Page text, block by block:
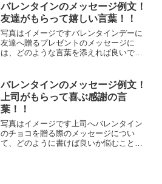
バレンタインのメッセージ例文！
友達がもらって嬉しい言葉！！
写真はイメージですバレンタインデーに
友達へ贈るプレゼントのメッセージに
は、どのような言葉を添えれば良いでし
ここでは、バレンタインデーにぴったり
な、友達が喜ぶメッセージの...
バレンタインのメッセージ例文！
上司がもらって喜ぶ感謝の言
葉！！
写真はイメージです上司へバレンタイン
のチョコを贈る際のメッセージについ
て、どのように書けば良いか悩むことも